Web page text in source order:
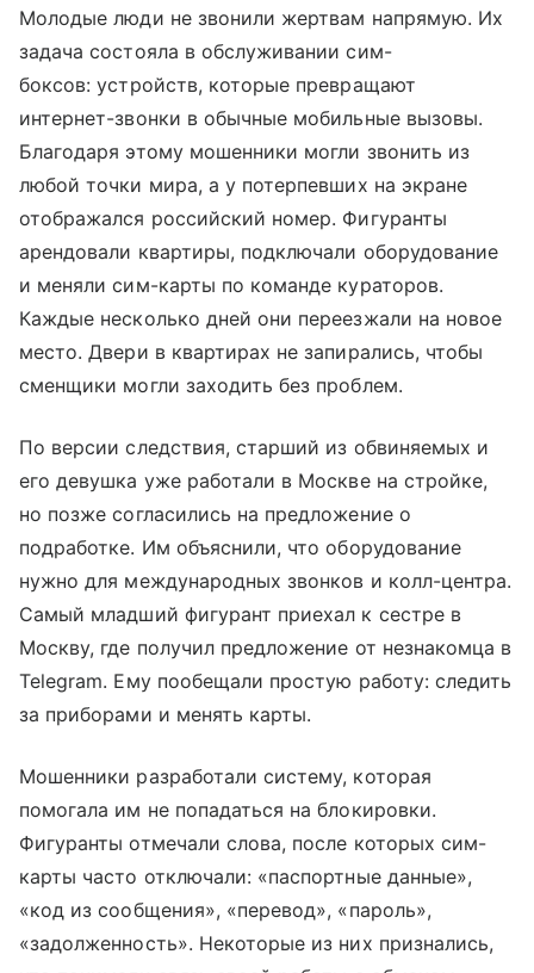
Молодые люди не звонили жертвам напрямую. Их
задача состояла в обслуживании сим-
боксов: устройств, которые превращают
интернет-звонки в обычные мобильные вызовы.
Благодаря этому мошенники могли звонить из
любой точки мира, а у потерпевших на экране
отображался российский номер. Фигуранты
арендовали квартиры, подключали оборудование
и меняли сим-карты по команде кураторов.
Каждые несколько дней они переезжали на новое
место. Двери в квартирах не запирались, чтобы
сменщики могли заходить без проблем.
По версии следствия, старший из обвиняемых и
его девушка уже работали в Москве на стройке,
но позже согласились на предложение о
подработке. Им объяснили, что оборудование
нужно для международных звонков и колл-центра.
Самый младший фигурант приехал к сестре в
Москву, где получил предложение от незнакомца в
Telegram. Ему пообещали простую работу: следить
за приборами и менять карты.
Мошенники разработали систему, которая
помогала им не попадаться на блокировки.
Фигуранты отмечали слова, после которых сим-
карты часто отключали: «паспортные данные»,
«код из сообщения», «перевод», «пароль»,
«задолженность». Некоторые из них признались,